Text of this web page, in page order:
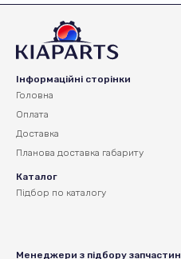
Інформаційні сторінки
Головна
Оплата
Доставка
Планова доставка габариту
Каталог
Підбор по каталогу
Менеджери з підбору запчастин